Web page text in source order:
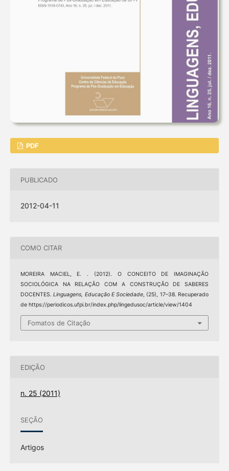
PDF
PUBLICADO
2012-04-11
COMO CITAR
MOREIRA MACIEL, E. . (2012). O CONCEITO DE IMAGINAÇÃO
SOCIOLÓGICA NA RELAÇÃO COM A CONSTRUÇÃO DE SABERES
DOCENTES.Linguagens, Educação E Sociedade , (25), 17–38. Recuperado
de https://periodicos.ufpi.br/index.php/lingedusoc/article/view/1404
Fomatos de Citação
EDIÇÃO
n. 25 (2011)
SEÇÃO
Artigos